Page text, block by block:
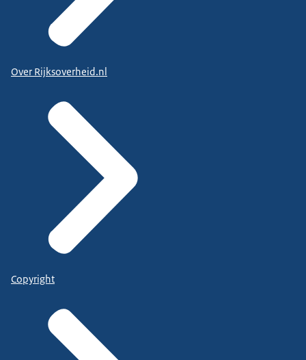
Over Rijksoverheid.nl
Copyright